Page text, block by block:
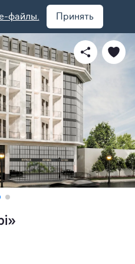
файлы. Принять